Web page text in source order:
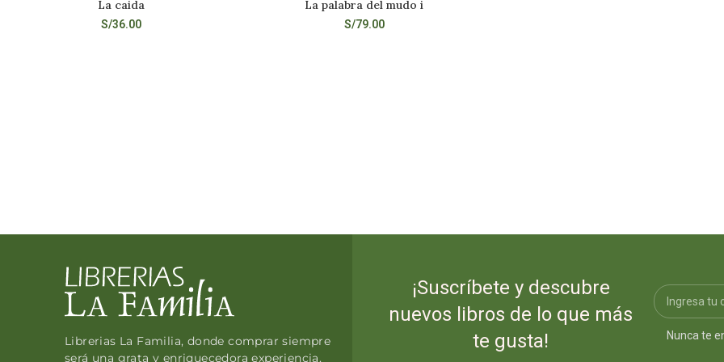
LEER MÁS
La caida
S/36.00
LEER MÁS
La palabra del mudo i
S/79.00
Librerias La Familia, donde comprar siempre
será una grata y enriquecedora experiencia.
¡Suscríbete y descubre
nuevos libros de lo que más
te gusta!
Nunca te